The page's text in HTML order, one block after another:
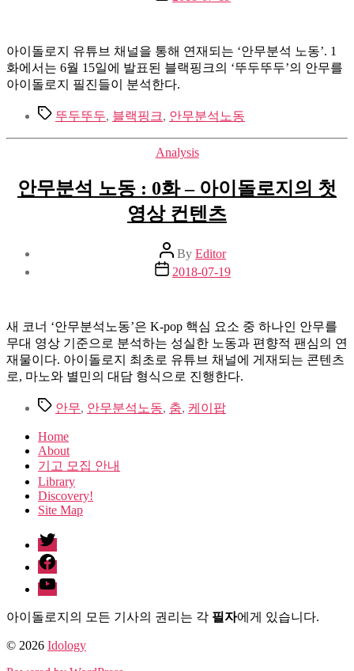
date
아이돌로지 유튜브 채널을 통해 연재되는 ‘안무분석 노동’. 1
화에서는 6월 15일에 발표된 블랙핑크의 ‘뚜두뚜두’의 안무를
아이돌로지 필진들이 분석한다.
Tags뚜두뚜두, 블랙핑크, 안무분석노동
Categories
Analysis
안무분석 노동 : 0화 – 아이돌로지의 첫
영상 컨텐츠
Post
author
By Editor
Post
date
2018-07-19
새 코너 ‘안무분석노동’은 K-pop 핵심 요소 중 하나인 안무를
무대 영상 기준으로 분석하는 성실한 노동과 편향적 팬심의 연
재물이다. 아이돌로지 최초로 유튜브 채널에 게재되는 콘텐츠
로, 마노와 별민의 대담 형식으로 진행한다.
Tags안무, 안무분석노동, 춤, 케이팝
Home
About
기고 모집 안내
Library
Discovery!
Site Map
twitter
facebook
Youtube
아이돌로지의 모든 기사의 권리는 각 필자에게 있습니다.
© 2026 Idology